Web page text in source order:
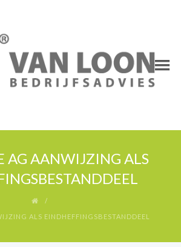
AG AANWIJZING ALS
ALS EINDHEFFINGSBESTANDDEEL